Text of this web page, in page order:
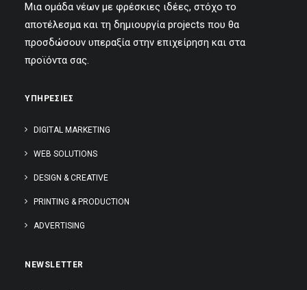
Μια ομάδα νέων με φρέσκιες ιδέες, στόχο το
αποτέλεσμα και τη δημιουργία projects που θα
προσδώσουν υπεραξία στην επιχείρηση και στα
προϊόντα σας.
ΥΠΗΡΕΣΙΕΣ
DIGITAL MARKETING
WEB SOLUTIONS
DESIGN & CREATIVE
PRINTING & PRODUCTION
ADVERTISING
NEWSLETTER